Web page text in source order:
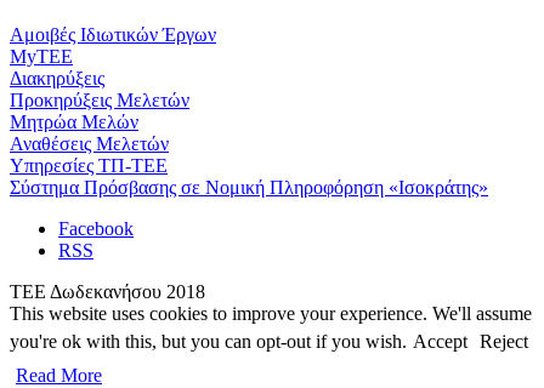
Αμοιβές Ιδιωτικών Έργων
MyTEE
Διακηρύξεις
Προκηρύξεις Μελετών
Μητρώα Μελών
Αναθέσεις Μελετών
Υπηρεσίες ΤΠ-ΤΕΕ
Σύστημα Πρόσβασης σε Νομική Πληροφόρηση «Ισοκράτης»
Facebook
RSS
ΤΕΕ Δωδεκανήσου 2018
This website uses cookies to improve your experience. We'll assume
you're ok with this, but you can opt-out if you wish. Accept Reject
Read More